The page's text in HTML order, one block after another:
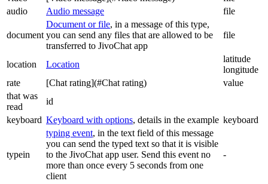
audio
Audio message file
document
Document or file, in a message of this type,
you can send any files that are allowed to be
transferred to JivoChat app
file
location Location
latitude
longitude
rate
[Chat rating](#Chat rating)
value
that was
read
id
keyboard Keyboard with options, details in the example keyboard
typein
typing event, in the text field of this message
you can send the typed text so that it is visible
to the JivoChat app user. Send this event no
more than once every 5 seconds from one
client
-